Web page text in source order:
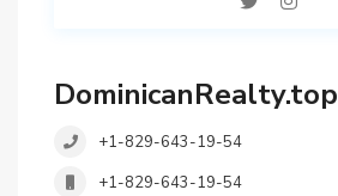
DominicanRealty.top
+1-829-643-19-54
+1-829-643-19-54